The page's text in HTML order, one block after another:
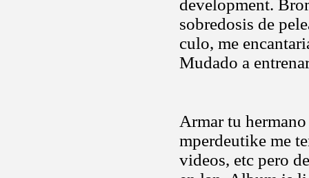
development.
sobredosis de
culo, me
Mudado a
Armar tu
mperdeutike me
videos, etc pero